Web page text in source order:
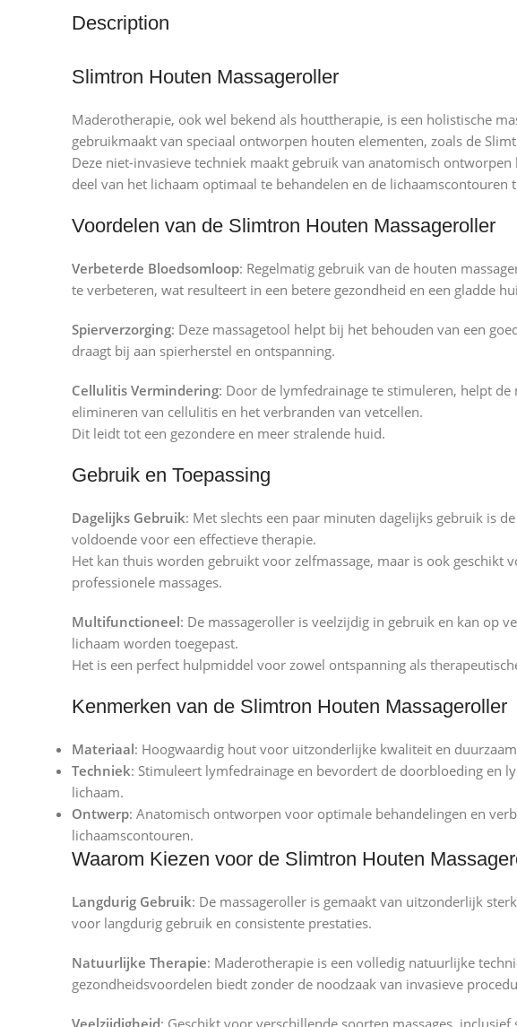
Description
Slimtron Houten Massageroller
Maderotherapie, ook wel bekend als houttherapie, is een holistische
gebruikmaakt van speciaal ontworpen houten elementen, zoals de
Deze niet-invasieve techniek maakt gebruik van anatomisch
deel van het lichaam optimaal te behandelen en de lichaamscontouren
Voordelen van de Slimtron Houten Massageroller
Verbeterde Bloedsomloop: Regelmatig gebruik van de houten
te verbeteren, wat resulteert in een betere gezondheid en een gladde
Spierverzorging: Deze massagetool helpt bij het behouden van een
draagt bij aan spierherstel en ontspanning.
Cellulitis Vermindering: Door de lymfedrainage te stimuleren, helpt de
elimineren van cellulitis en het verbranden van vetcellen.
Dit leidt tot een gezondere en meer stralende huid.
Gebruik en Toepassing
Dagelijks Gebruik: Met slechts een paar minuten dagelijks gebruik is
voldoende voor een effectieve therapie.
Het kan thuis worden gebruikt voor zelfmassage, maar is ook geschikt
professionele massages.
Multifunctioneel: De massageroller is veelzijdig in gebruik en kan op
lichaam worden toegepast.
Het is een perfect hulpmiddel voor zowel ontspanning als
Kenmerken van de Slimtron Houten Massageroller
Materiaal: Hoogwaardig hout voor uitzonderlijke kwaliteit en
Techniek: Stimuleert lymfedrainage en bevordert de doorbloeding en
lichaam.
Ontwerp: Anatomisch ontworpen voor optimale behandelingen en
lichaamscontouren.
Waarom Kiezen voor de Slimtron Houten
Langdurig Gebruik: De massageroller is gemaakt van uitzonderlijk
voor langdurig gebruik en consistente prestaties.
Natuurlijke Therapie: Maderotherapie is een volledig natuurlijke
gezondheidsvoordelen biedt zonder de noodzaak van invasieve